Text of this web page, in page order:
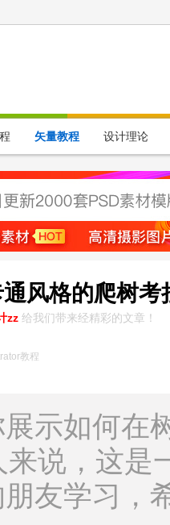
矢量教程 设计理论
风格的爬树考
zz 给我们带来经精彩的文章！
教程
示如何在
来说，这是
友学习，